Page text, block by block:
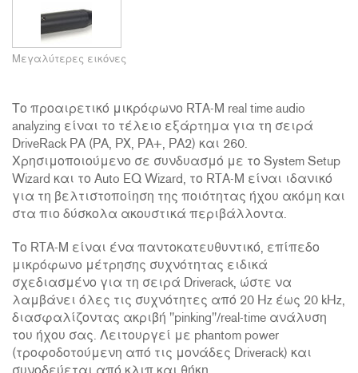
Μεγαλύτερες εικόνες
Το προαιρετικό μικρόφωνο RTA-M real time audio
analyzing είναι το τέλειο εξάρτημα για τη σειρά
DriveRack PA (PA, PX, PA+, PA2) και 260.
Χρησιμοποιούμενο σε συνδυασμό με το System Setup
Wizard και το Auto EQ Wizard, το RTA-M είναι ιδανικό
για τη βελτιστοποίηση της ποιότητας ήχου ακόμη και
στα πιο δύσκολα ακουστικά περιβάλλοντα.
Το RTA-M είναι ένα παντοκατευθυντικό, επίπεδο
μικρόφωνο μέτρησης συχνότητας ειδικά
σχεδιασμένο για τη σειρά Driverack, ώστε να
λαμβάνει όλες τις συχνότητες από 20 Hz έως 20 kHz,
διασφαλίζοντας ακριβή "pinking"/real-time ανάλυση
του ήχου σας. Λειτουργεί με phantom power
(τροφοδοτούμενη από τις μονάδες Driverack) και